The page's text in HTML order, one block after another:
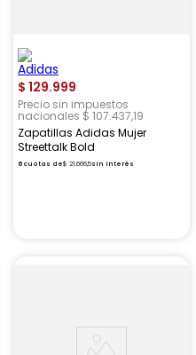
$ 129.999
Precio sin impuestos
nacionales $ 107.437,19
Zapatillas Adidas Mujer
Streettalk Bold
6 cuotas de$ 21.666,5sin interés